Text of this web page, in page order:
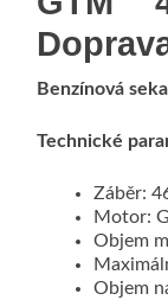
Benzínová
Technické
Záběr:
Motor:
Objem
Objem